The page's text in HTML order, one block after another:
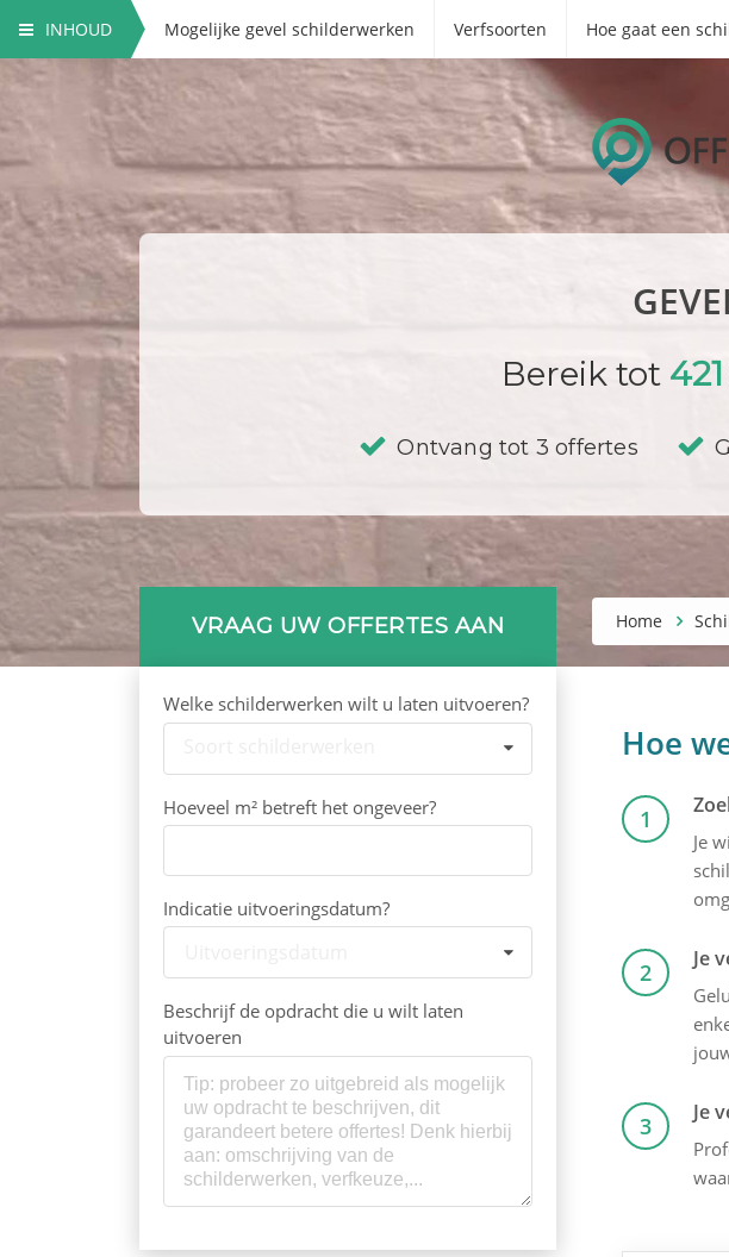
INHOUD Mogelijke gevel schilderwerken Verfsoorten Hoe gaat een
Bereik tot 421
Ontvang tot 3 offertes
Home
VRAAG UW OFFERTES AAN
Welke schilderwerken wilt u laten uitvoeren?
Hoeveel m² betreft het ongeveer?
Indicatie uitvoeringsdatum?
Beschrijf de opdracht die u wilt laten
uitvoeren
Hoe
1
Je
2 Je
3 Je